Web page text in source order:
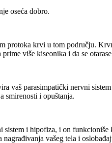
oseća dobro.
protoka krvi u tom području.
više kiseonika i da se
vaš parasimpatički nervni
smirenosti i opuštanja.
i hipofiza, i on funkcioniše
vašeg tela i